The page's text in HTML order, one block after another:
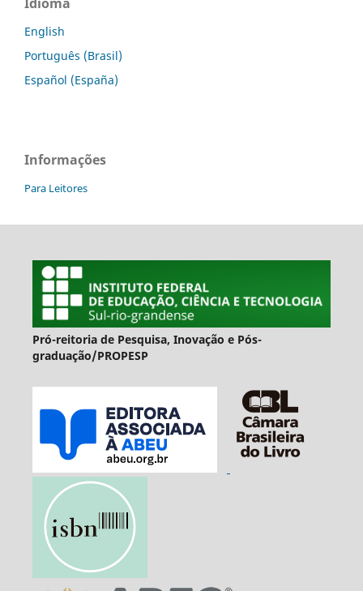
English
Português (Brasil)
Español (España)
Informações
Para Leitores
Pró-reitoria de Pesquisa, Inovação e Pós-
graduação/PROPESP